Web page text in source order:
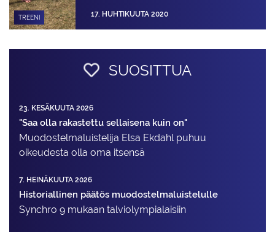
TREENI 17. HUHTIKUUTA 2020
SUOSITTUA
23. KESÄKUUTA 2026
"Saa olla rakastettu sellaisena kuin on"
Muodostelma­luistelija Elsa Ekdahl puhuu
oikeudesta olla oma itsensä
7. HEINÄKUUTA 2026
Historiallinen päätös muodostelmaluistelulle
Synchro 9 mukaan talviolympialaisiin